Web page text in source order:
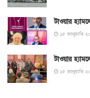
টাওয়ার
১৫ জানুয়ারি
টাওয়ার
১৫ জানুয়ারি